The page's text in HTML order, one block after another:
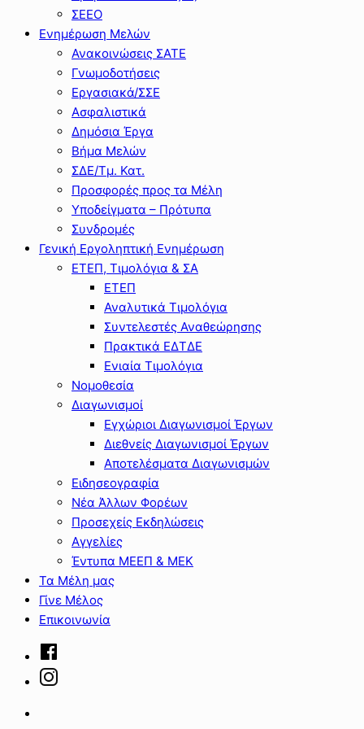
ΣΕΕΟ
Ενημέρωση Μελών
Ανακοινώσεις ΣΑΤΕ
Γνωμοδοτήσεις
Εργασιακά/ΣΣΕ
Ασφαλιστικά
Δημόσια Έργα
Βήμα Μελών
ΣΔΕ/Τμ. Κατ.
Προσφορές προς τα Μέλη
Υποδείγματα – Πρότυπα
Συνδρομές
Γενική Εργοληπτική Ενημέρωση
ΕΤΕΠ, Τιμολόγια & ΣΑ
ΕΤΕΠ
Αναλυτικά Τιμολόγια
Συντελεστές Αναθεώρησης
Πρακτικά ΕΔΤΔΕ
Ενιαία Τιμολόγια
Νομοθεσία
Διαγωνισμοί
Εγχώριοι Διαγωνισμοί Έργων
Διεθνείς Διαγωνισμοί Έργων
Αποτελέσματα Διαγωνισμών
Ειδησεογραφία
Νέα Άλλων Φορέων
Προσεχείς Εκδηλώσεις
Αγγελίες
Έντυπα ΜΕΕΠ & ΜΕΚ
Τα Μέλη μας
Γίνε Μέλος
Επικοινωνία